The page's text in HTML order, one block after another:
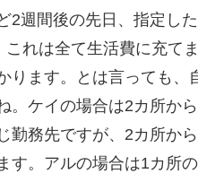
週間後の先日、指定し
れは全て生活費に充て
ります。とは言っても
。ケイの場合は2カ所か
勤務先ですが、2カ所か
す。アルの場合は1カ所